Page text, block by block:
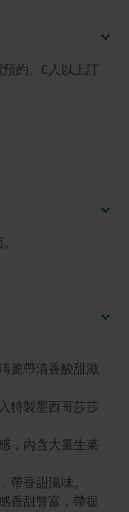
約。6人以上訂
脆帶清香酸甜滋
特製墨西哥莎莎
，內含大量生菜
香甜豐富，帶提